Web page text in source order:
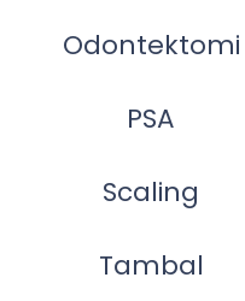
Odontektomi
PSA
Scaling
Tambal